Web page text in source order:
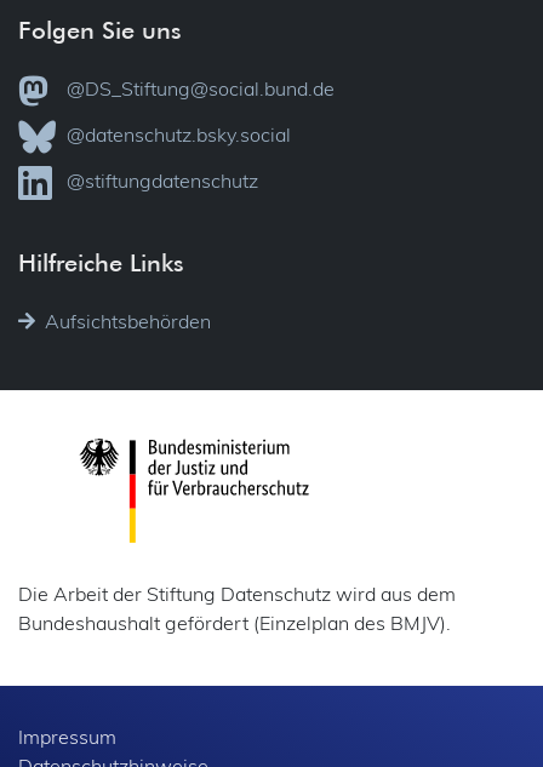
Folgen Sie uns
@DS_Stiftung@social.bund.de
@datenschutz.bsky.social
@stiftungdatenschutz
Hilfreiche Links
Aufsichtsbehörden
Die Arbeit der Stiftung Datenschutz wird aus dem
Bundeshaushalt gefördert (Einzelplan des BMJV).
Impressum